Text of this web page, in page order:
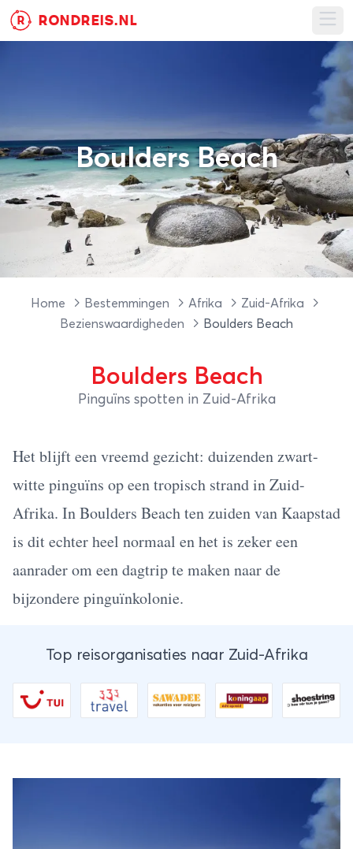
R RONDREIS.NL
Boulders Beach
Home Bestemmingen Afrika
Zuid-Afrika
Bezienswaardigheden
Boulders Beach
Boulders Beach
Pinguïns spotten in Zuid-Afrika
Het blijft een vreemd gezicht: duizenden zwart-
witte pinguïns op een tropisch strand in Zuid-
Afrika. In Boulders Beach ten zuiden van Kaapstad
is dit echter heel normaal en het is zeker een
aanrader om een dagtrip te maken naar de
bijzondere pinguïnkolonie.
Top reisorganisaties naar Zuid-Afrika